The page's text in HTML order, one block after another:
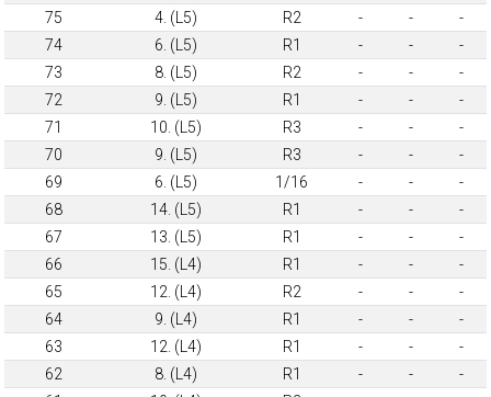
75
4. (L5) R2 - -
-
74
6. (L5) R1 - -
-
73
8. (L5) R2 - -
-
72
9. (L5) R1 - -
-
71
10. (L5) R3 - -
-
70
9. (L5) R3 - -
-
69
6. (L5) 1/16 - -
-
68
14. (L5) R1 - -
-
67
13. (L5) R1 - -
-
66
15. (L4) R1 - -
-
65
12. (L4) R2 - -
-
64
9. (L4) R1 - -
-
63
12. (L4) R1 - -
-
62
8. (L4) R1 - -
-